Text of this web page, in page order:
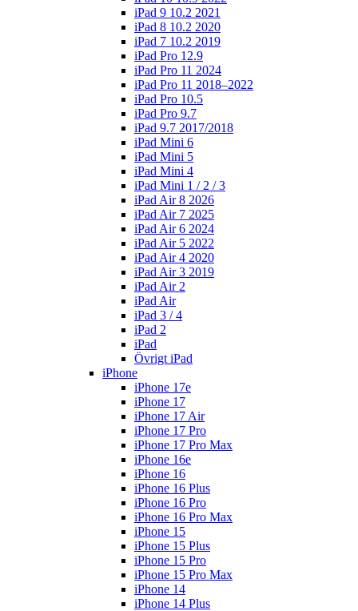
iPad 9 10.2 2021
iPad 8 10.2 2020
iPad 7 10.2 2019
iPad Pro 12.9
iPad Pro 11 2024
iPad Pro 11 2018–2022
iPad Pro 10.5
iPad Pro 9.7
iPad 9.7 2017/2018
iPad Mini 6
iPad Mini 5
iPad Mini 4
iPad Mini 1 / 2 / 3
iPad Air 8 2026
iPad Air 7 2025
iPad Air 6 2024
iPad Air 5 2022
iPad Air 4 2020
iPad Air 3 2019
iPad Air 2
iPad Air
iPad 3 / 4
iPad 2
iPad
Övrigt iPad
iPhone
iPhone 17e
iPhone 17
iPhone 17 Air
iPhone 17 Pro
iPhone 17 Pro Max
iPhone 16e
iPhone 16
iPhone 16 Plus
iPhone 16 Pro
iPhone 16 Pro Max
iPhone 15
iPhone 15 Plus
iPhone 15 Pro
iPhone 15 Pro Max
iPhone 14
iPhone 14 Plus